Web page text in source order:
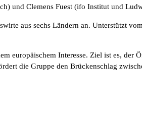
und Clemens Fuest (ifo Institut und
aus sechs Ländern an. Unterstützt
europäischem Interesse. Ziel ist es, der
die Gruppe den Brückenschlag